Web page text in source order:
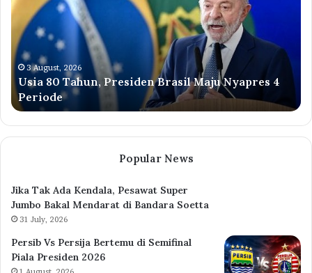
Mulai
Agustus
2026,
Ini
Alasan
Pertamina
2 August, 2026
Harga Pertamax Turun Mulai 1 Agustus 2026, Ini
Alasan Pertamina
Popular News
Jika Tak Ada Kendala, Pesawat Super
Jumbo Bakal Mendarat di Bandara Soetta
31 July, 2026
Persib Vs Persija Bertemu di Semifinal
Piala Presiden 2026